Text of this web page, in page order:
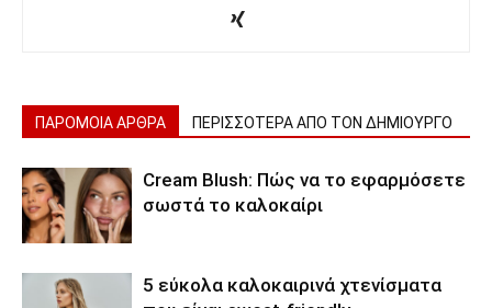
ΠΑΡΟΜΟΙΑ ΑΡΘΡΑ ΠΕΡΙΣΣΟΤΕΡΑ ΑΠΟ ΤΟΝ ΔΗΜΙΟΥΡΓΟ
Cream Blush: Πώς να το εφαρμόσετε
σωστά το καλοκαίρι
5 εύκολα καλοκαιρινά χτενίσματα